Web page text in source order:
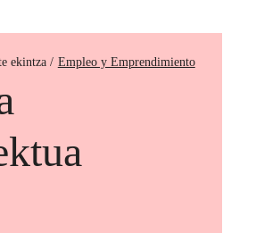
Empleo y Emprendimiento